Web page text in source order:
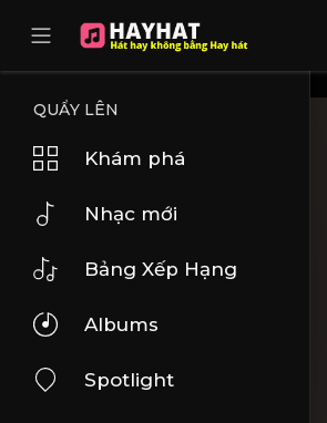
QUẨY LÊN
Khám phá
Nhạc mới
Bảng Xếp Hạng
Albums
Spotlight